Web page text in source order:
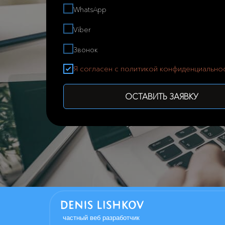
WhatsApp
Viber
Звонок
Я согласен с политикой
ОСТАВИТЬ ЗАЯВКУ
частный веб разработчик